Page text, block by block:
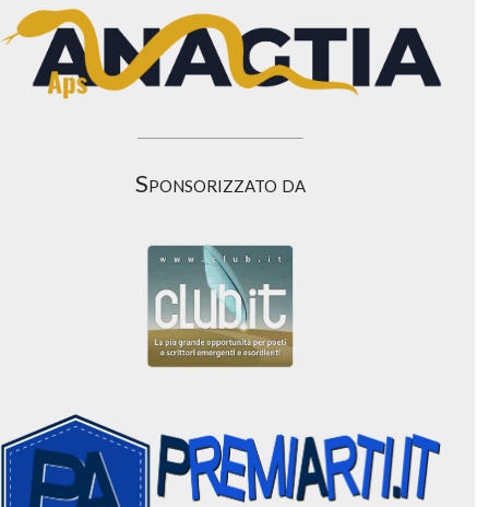
Sponsorizzato da